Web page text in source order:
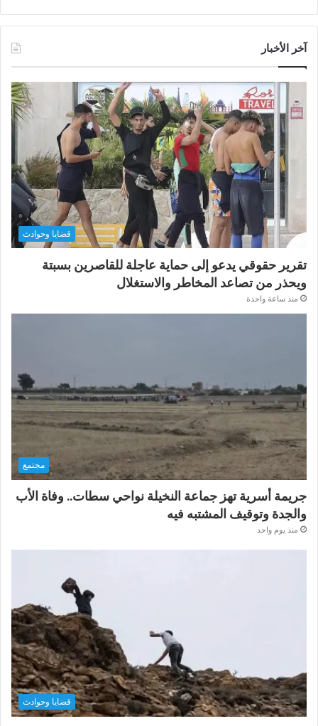
آخر الأخبار
قضايا وحوادث
تقرير حقوقي يدعو إلى حماية عاجلة للقاصرين بسبتة
ويحذر من تصاعد المخاطر والاستغلال
منذ ساعة واحدة
مجتمع
جريمة أسرية تهز جماعة النخيلة نواحي سطات.. وفاة الأب
والجدة وتوقيف المشتبه فيه
منذ يوم واحد
قضايا وحوادث